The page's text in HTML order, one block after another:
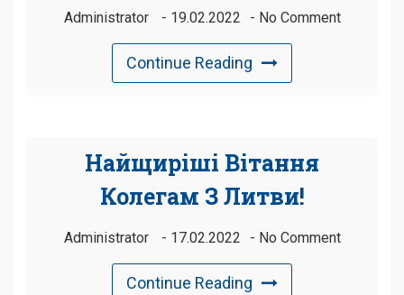
Administrator 19.02.2022 No Comment
Continue Reading
Найщиріші Вітання
Колегам З Литви!
Administrator 17.02.2022 No Comment
Continue Reading